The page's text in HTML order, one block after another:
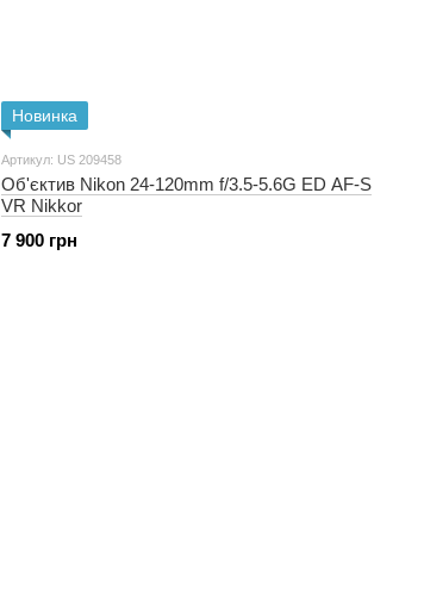
Новинка
Артикул: US 209458
Об'єктив Nikon 24-120mm f/3.5-5.6G ED AF-S
VR Nikkor
7 900 грн